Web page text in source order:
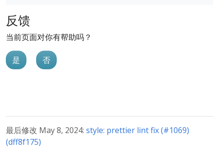
反馈
当前页面对你有帮助吗？
是 否
最后修改 May 8, 2024: style: prettier lint fix (#1069)
(dff8f175)